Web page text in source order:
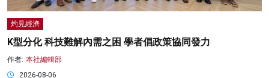
灼見經濟
K型分化 科技難解內需之困 學者倡政策協同發力
作者: 本社編輯部
2026-08-06